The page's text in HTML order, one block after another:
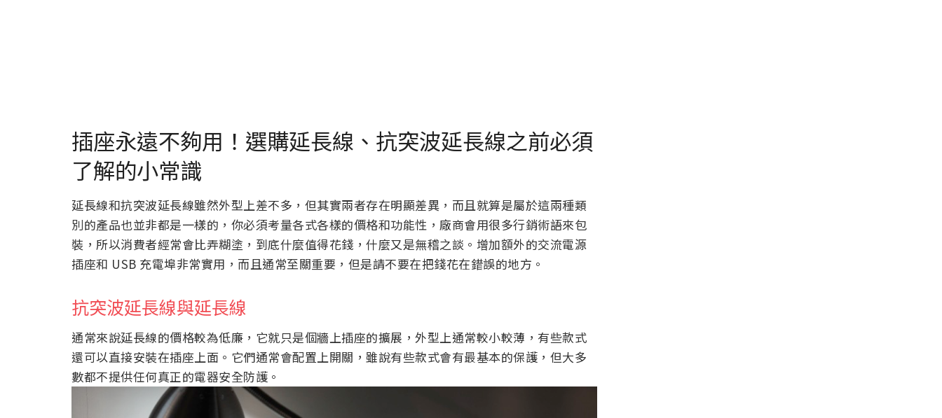
插座永遠不夠用！選購延長線、抗突波延長線之前必須
了解的小常識
延長線和抗突波延長線雖然外型上差不多，但其實兩者存在明顯差異，而且就算是屬於這兩種類
別的產品也並非都是一樣的，你必須考量各式各樣的價格和功能性，廠商會用很多行銷術語來包
裝，所以消費者經常會比弄糊塗，到底什麼值得花錢，什麼又是無稽之談。增加額外的交流電源
插座和 USB 充電埠非常實用，而且通常至關重要，但是請不要在把錢花在錯誤的地方。
抗突波延長線與延長線
通常來說延長線的價格較為低廉，它就只是個牆上插座的擴展，外型上通常較小較薄，有些款式
還可以直接安裝在插座上面。它們通常會配置上開關，雖說有些款式會有最基本的保護，但大多
數都不提供任何真正的電器安全防護。